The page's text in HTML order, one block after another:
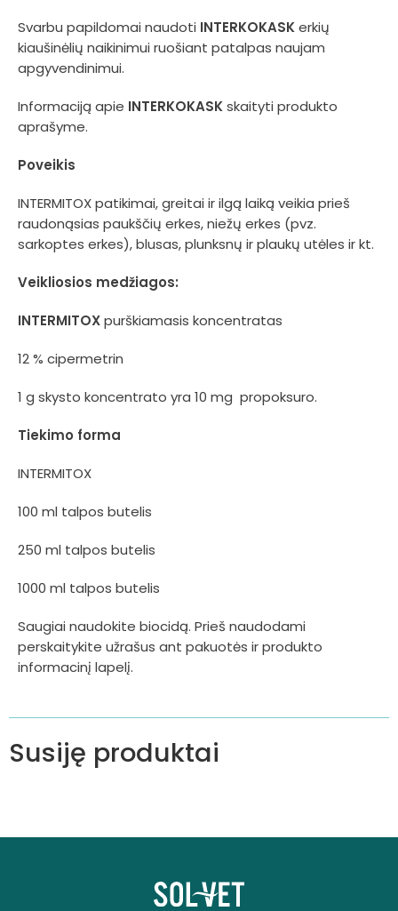
Svarbu papildomai naudoti INTERKOKASKerkių
kiaušinėlių naikinimui ruošiant patalpas naujam
apgyvendinimui.
Informaciją apie INTERKOKASKskaityti produkto
aprašyme.
Poveikis
INTERMITOX patikimai, greitai ir ilgą laiką veikia prieš
raudonąsias paukščių erkes, niežų erkes (pvz.
sarkoptes erkes), blusas, plunksnų ir plaukų utėles ir kt.
Veikliosios medžiagos:
INTERMITOXpurškiamasis koncentratas
12 % cipermetrin
1 g skysto koncentrato yra 10 mg propoksuro.
Tiekimo forma
INTERMITOX
100 ml talpos butelis
250 ml talpos butelis
1000 ml talpos butelis
Saugiai naudokite biocidą. Prieš naudodami
perskaitykite užrašus ant pakuotės ir produkto
informacinį lapelį.
Susiję produktai